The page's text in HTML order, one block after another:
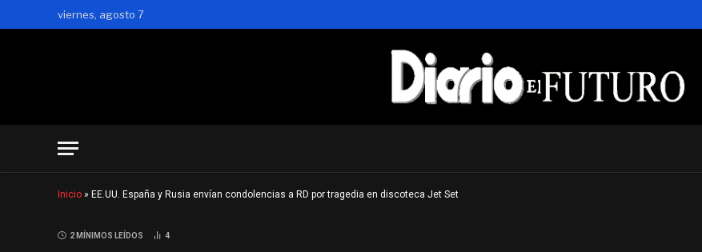
viernes, agosto 7
Inicio » EE.UU. España y Rusia envían condolencias a RD por tragedia en discoteca Jet Set
2 MÍNIMOS LEÍDOS 4